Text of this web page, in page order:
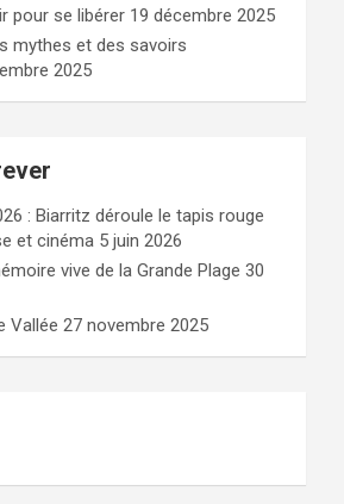
pour se libérer 19 décembre 2025
mythes et des savoirs
2025
: Biarritz déroule le tapis rouge
et cinéma 5 juin 2026
vive de la Grande Plage 30
Vallée 27 novembre 2025